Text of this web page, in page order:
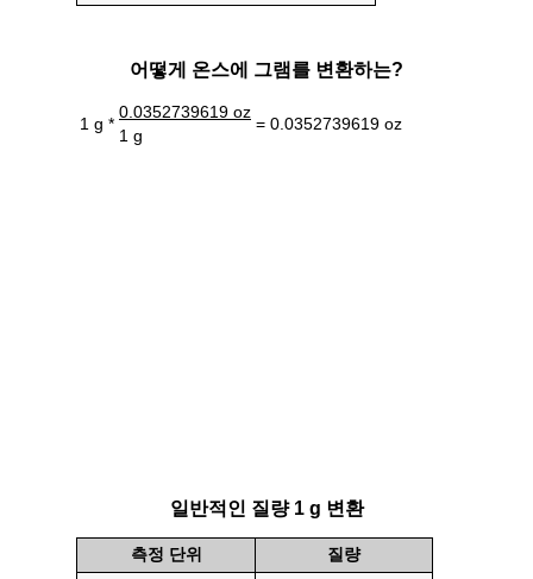
어떻게 온스에 그램를 변환하는?
1 g *
0.0352739619 oz
= 0.0352739619 oz
1 g
일반적인 질량 1 g 변환
측정 단위 질량